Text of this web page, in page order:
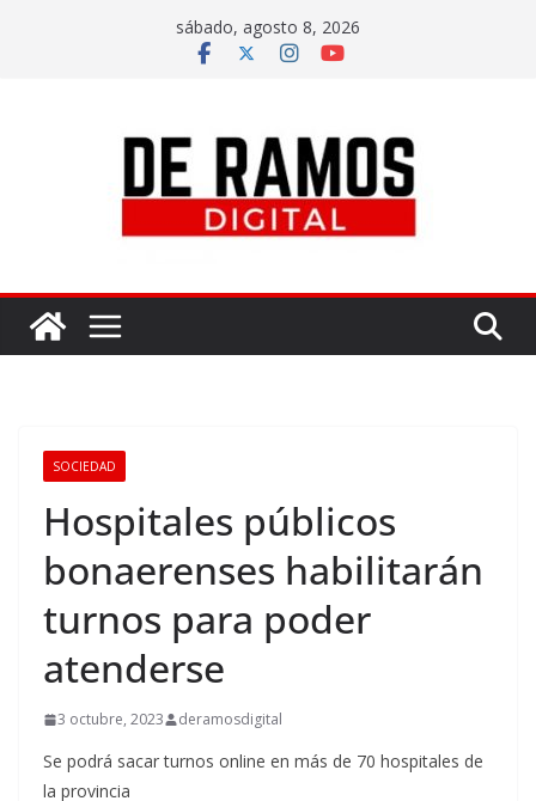
sábado, agosto 8, 2026
SOCIEDAD
Hospitales públicos
bonaerenses habilitarán
turnos para poder
atenderse
3 octubre, 2023 deramosdigital
Se podrá sacar turnos online en más de 70 hospitales de
la provincia